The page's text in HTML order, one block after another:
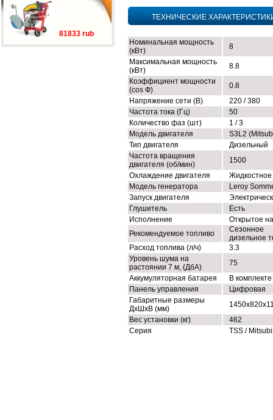
81833 rub
ТЕХНИЧЕСКИЕ
Номинальная мощность
(кВт)
8
Максимальная мощность
(кВт)
8.8
Коэффициент мощности
(cos Ф)
0.8
Напряжение сети (В)
220 / 380
Частота тока (Гц)
50
Количество фаз (шт)
1 / 3
Модель двигателя
S3L2
Тип двигателя
Дизельный
Частота вращения
двигателя (об/мин)
1500
Охлаждение двигателя
Жидкостное
Модель генератора
Leroy
Запуск двигателя
Глушитель
Есть
Исполнение
Открытое
Рекомендуемое топливо
Сезонное
дизельное
Расход топлива (л/ч)
3.3
Уровень шума на
растоянии 7 м, (ДбА)
75
Аккумуляторная батарея
В комплекте
Панель управления
Цифровая
Габаритные размеры
ДхШхВ (мм)
Вес установки (кг)
462
Серия
TSS /